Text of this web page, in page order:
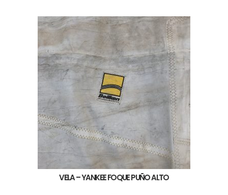
VELA – YANKEE FOQUE PUÑO ALTO